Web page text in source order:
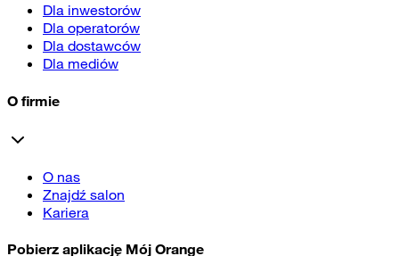
Dla inwestorów
Dla operatorów
Dla dostawców
Dla mediów
O firmie
O nas
Znajdź salon
Kariera
Pobierz aplikację Mój Orange